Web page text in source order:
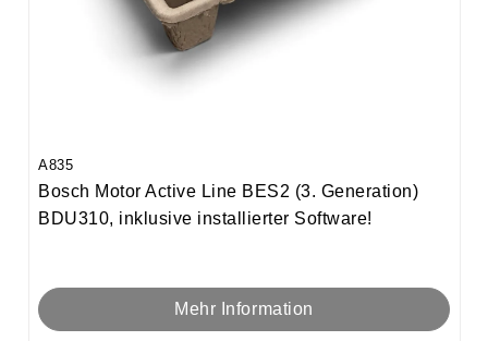
A835
Bosch Motor Active Line BES2 (3. Generation)
BDU310, inklusive installierter Software!
Mehr Information